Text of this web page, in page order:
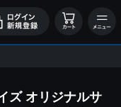
ズ オリジナルサ